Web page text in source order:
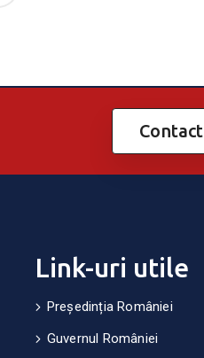
Contact
Link-uri utile
Președinția României
Guvernul României